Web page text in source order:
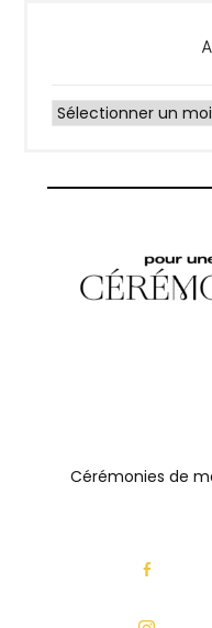
Archives
Cérémonies de